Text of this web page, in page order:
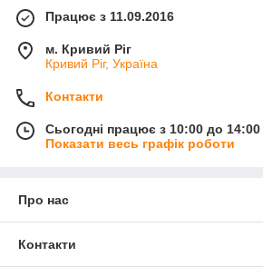
Працює з 11.09.2016
м. Кривий Ріг
Кривий Ріг, Україна
Контакти
Сьогодні працює з 10:00 до 14:00
Показати весь графік роботи
Про нас
Контакти